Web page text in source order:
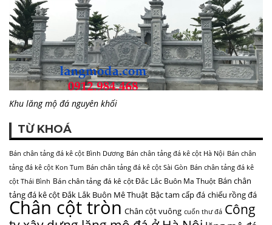
Khu lăng mộ đá nguyên khối
TỪ KHOÁ
Bán chân tảng đá kê cột Bình Dương Bán chân tảng đá kê cột Hà Nội Bán chân
tảng đá kê cột Kon Tum Bán chân tảng đá kê cột Sài Gòn Bán chân tảng đá kê
cột Thái Bình Bán chân tảng đá kê cột Đắc Lắc Buôn Ma Thuột Bán chân
tảng đá kê cột Đắk Lắk Buôn Mê Thuật Bậc tam cấp đá chiếu rồng đá
Chân cột tròn Chân cột vuông cuốn thư đá Công